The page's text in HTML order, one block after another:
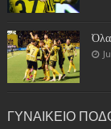
ΓΥΝΑΙΚΕΙΟ